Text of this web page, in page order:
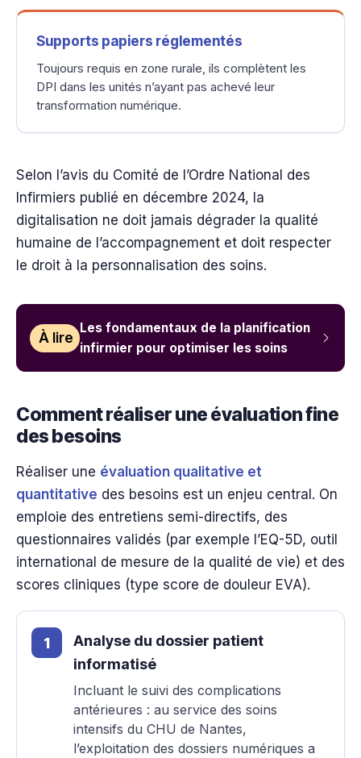
Supports papiers réglementés
Toujours requis en zone rurale, ils complètent les
DPI dans les unités n’ayant pas achevé leur
transformation numérique.
Selon l’avis du Comité de l’Ordre National des
Infirmiers publié en décembre 2024, la
digitalisation ne doit jamais dégrader la qualité
humaine de l’accompagnement et doit respecter
le droit à la personnalisation des soins.
À lire
Les fondamentaux de la planification
infirmier pour optimiser les soins
Comment réaliser une évaluation fine
des besoins
Réaliser une évaluation qualitative et
quantitative des besoins est un enjeu central. On
emploie des entretiens semi-directifs, des
questionnaires validés (par exemple l’EQ-5D, outil
international de mesure de la qualité de vie) et des
scores cliniques (type score de douleur EVA).
Analyse du dossier patient
informatisé
Incluant le suivi des complications
antérieures : au service des soins
intensifs du CHU de Nantes,
l’exploitation des dossiers numériques a